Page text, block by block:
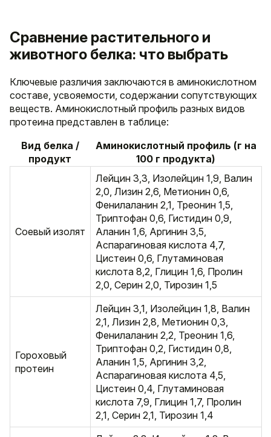
Сравнение растительного и
животного белка: что выбрать
Ключевые различия заключаются в аминокислотном
составе, усвояемости, содержании сопутствующих
веществ. Аминокислотный профиль разных видов
протеина представлен в таблице:
Вид белка /
продукт
Аминокислотный профиль (г на
100 г продукта)
Соевый изолят
Лейцин 3,3, Изолейцин 1,9, Валин
2,0, Лизин 2,6, Метионин 0,6,
Фенилаланин 2,1, Треонин 1,5,
Триптофан 0,6, Гистидин 0,9,
Аланин 1,6, Аргинин 3,5,
Аспарагиновая кислота 4,7,
Цистеин 0,6, Глутаминовая
кислота 8,2, Глицин 1,6, Пролин
2,0, Серин 2,0, Тирозин 1,5
Гороховый
протеин
Лейцин 3,1, Изолейцин 1,8, Валин
2,1, Лизин 2,8, Метионин 0,3,
Фенилаланин 2,2, Треонин 1,6,
Триптофан 0,2, Гистидин 0,8,
Аланин 1,5, Аргинин 3,2,
Аспарагиновая кислота 4,5,
Цистеин 0,4, Глутаминовая
кислота 7,9, Глицин 1,7, Пролин
2,1, Серин 2,1, Тирозин 1,4